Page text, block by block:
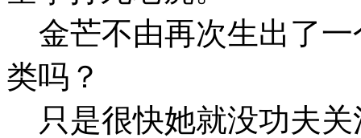
金芒不由再次生出了一
类吗？
只是很快她就没功夫关